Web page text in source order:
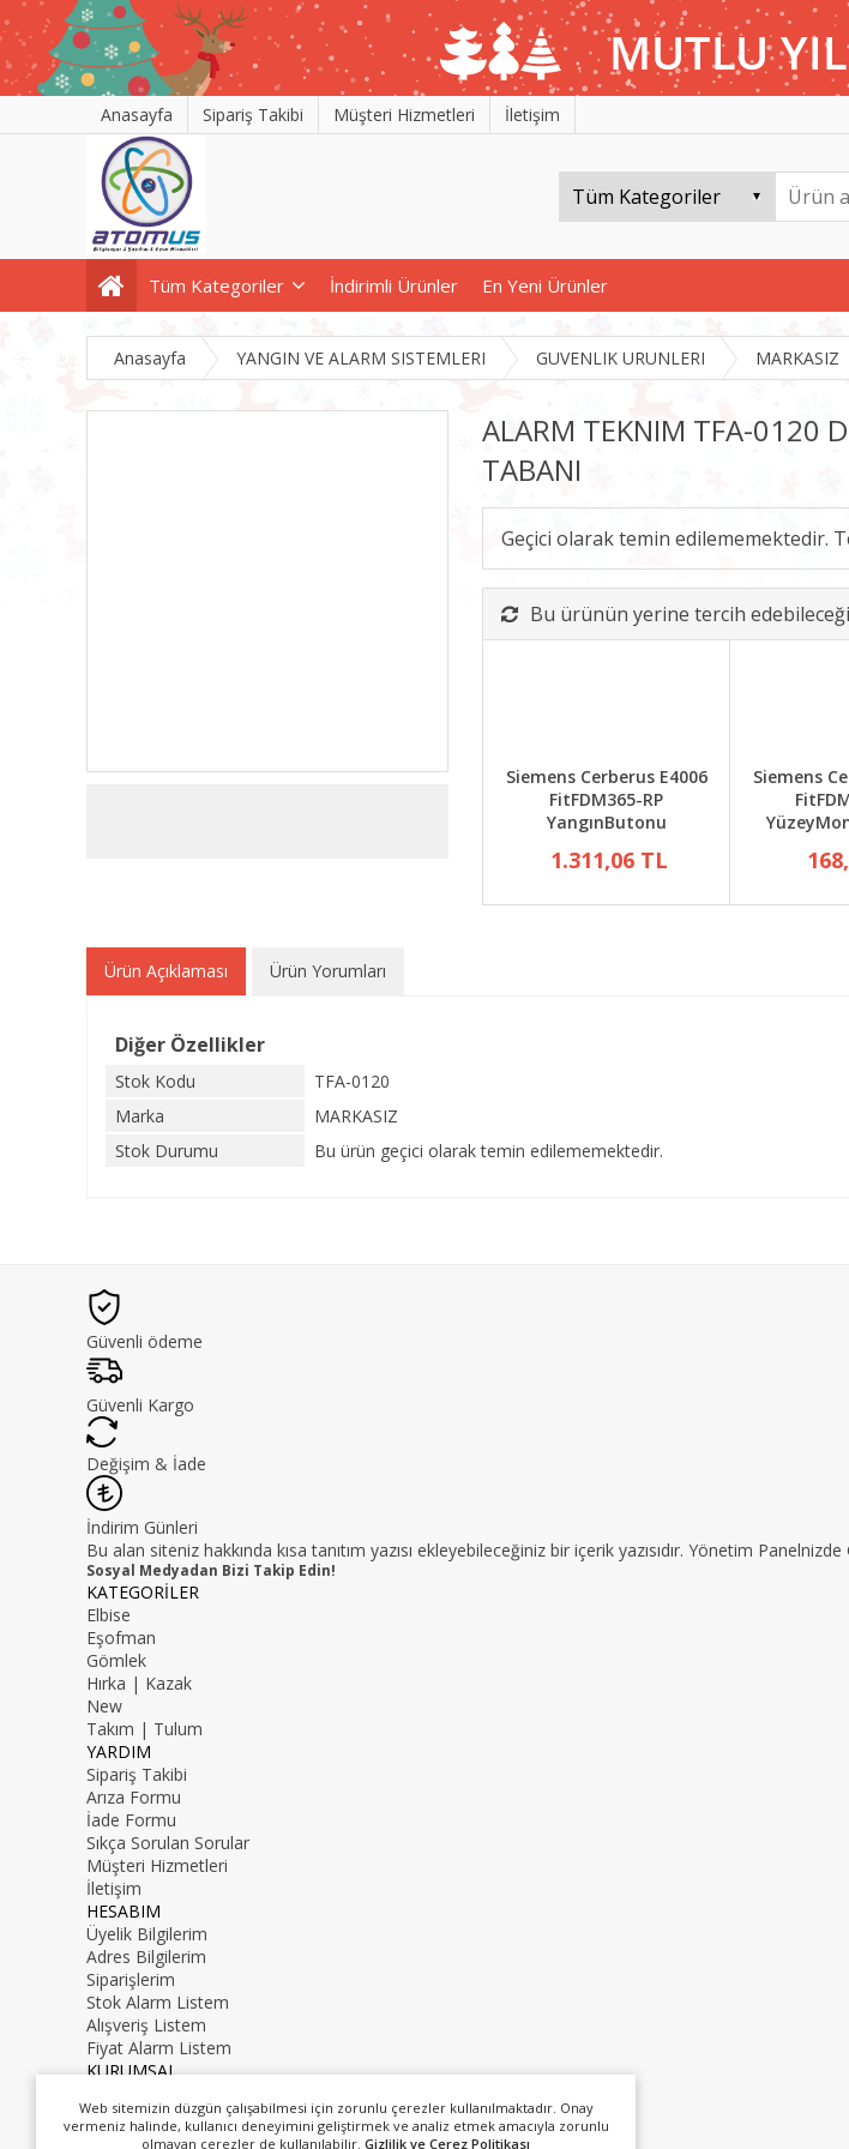
Anasayfa Sipariş Takibi Müşteri Hizmetleri İletişim
Tüm Kategoriler İndirimli Ürünler En Yeni Ürünler
Web sitemizin düzgün çalışabilmesi için zorunlu çerezler kullanılmaktadır. Onay
vermeniz halinde, kullanıcı deneyimini geliştirmek ve analiz etmek amacıyla zorunlu
olmayan çerezler de kullanılabilir. Gizlilik ve Çerez Politikası
Anasayfa YANGIN VE ALARM SISTEMLERI GUVENLIK URUNLERI MARKASIZ
ALARM TEKNIM TFA-0120
TABANI
Geçici olarak temin edilememektedir.
Bu ürünün yerine tercih
Siemens Cerberus E4006
FitFDM365-RP
YangınButonu
1.311,06 TL
Siemens
Ürün Açıklaması Ürün Yorumları
Diğer Özellikler
Stok Kodu
TFA-0120
Marka
MARKASIZ
Stok Durumu
Bu ürün geçici olarak temin edilememektedir.
Güvenli ödeme
Güvenli Kargo
Değişim & İade
İndirim Günleri
Bu alan siteniz hakkında kısa tanıtım yazısı ekleyebileceğiniz bir içerik yazısıdır. Yönetim
Sosyal Medyadan Bizi Takip Edin!
KATEGORİLER
Elbise
Eşofman
Gömlek
Hırka | Kazak
New
Takım | Tulum
YARDIM
Sipariş Takibi
Arıza Formu
İade Formu
Sıkça Sorulan Sorular
Müşteri Hizmetleri
İletişim
HESABIM
Üyelik Bilgilerim
Adres Bilgilerim
Siparişlerim
Stok Alarm Listem
Alışveriş Listem
Fiyat Alarm Listem
KURUMSAL
Hakkımızda
0216 000 00 00